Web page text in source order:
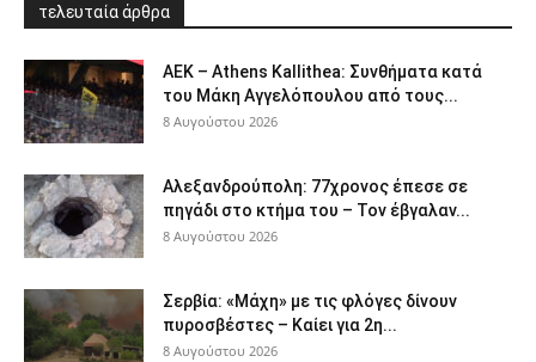
τελευταία άρθρα
ΑΕΚ – Athens Kallithea: Συνθήματα κατά
του Μάκη Αγγελόπουλου από τους...
8 Αυγούστου 2026
Αλεξανδρούπολη: 77χρονος έπεσε σε
πηγάδι στο κτήμα του – Τον έβγαλαν...
8 Αυγούστου 2026
Σερβία: «Μάχη» με τις φλόγες δίνουν
πυροσβέστες – Καίει για 2η...
8 Αυγούστου 2026